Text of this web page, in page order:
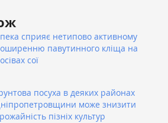
сприяє нетипово активному
павутинного кліща на
сої
посуха в деяких районах
може знизити
пізніх культур